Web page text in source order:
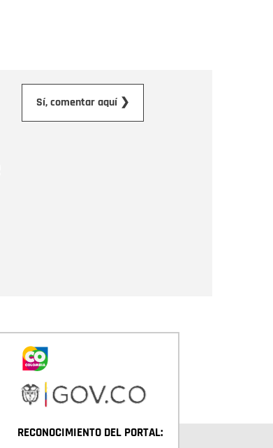
Sí, comentar aquí ❯
RECONOCIMIENTO DEL PORTAL: